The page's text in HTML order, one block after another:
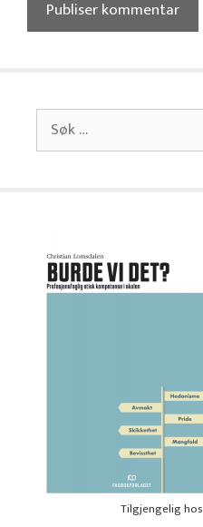
Søk
etter:
Tilgjengelig hos